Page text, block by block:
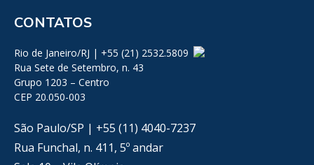
CONTATOS
Rio de Janeiro/RJ | +55 (21) 2532.5809
Rua Sete de Setembro, n. 43
Grupo 1203 – Centro
CEP 20.050-003
São Paulo/SP | +55 (11) 4040-7237
Rua Funchal, n. 411, 5º andar